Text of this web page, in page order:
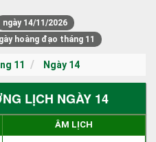
ngày 14/11/2026
hoàng đạo tháng 11
11 Ngày 14
LỊCH NGÀY 14
ÂM LỊCH